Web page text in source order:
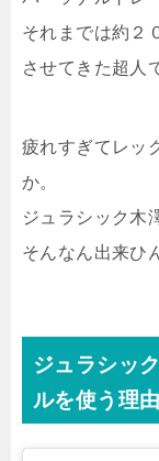
それまでは約２
させてきた超人
疲れすぎてレッ
か。
ジュラシック木
そんなん出来ひ
ジュラシッ
ルを使う理由